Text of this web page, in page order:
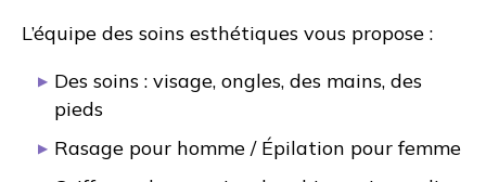
L’équipe des soins esthétiques vous propose :
Des soins : visage, ongles, des mains, des
pieds
Rasage pour homme / Épilation pour femme